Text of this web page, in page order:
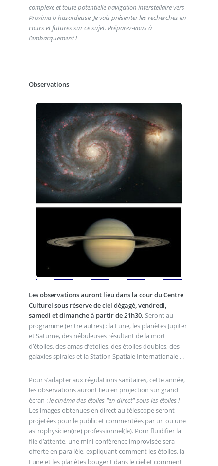
complexe et toute potentielle navigation interstellaire vers
Proxima b hasardeuse. Je vais présenter les recherches en
cours et futures sur ce sujet. Préparez-vous à
l’embarquement !
Observations
Les observations auront lieu dans la cour du Centre
Culturel sous réserve de ciel dégagé, vendredi,
samedi et dimanche à partir de 21h30. Seront au
programme (entre autres) : la Lune, les planètes Jupiter
et Saturne, des nébuleuses résultant de la mort
d’étoiles, des amas d’étoiles, des étoiles doubles, des
galaxies spirales et la Station Spatiale Internationale ...
Pour s’adapter aux régulations sanitaires, cette année,
les observations auront lieu en projection sur grand
écran :le cinéma des étoiles "en direct" sous les étoiles !
Les images obtenues en direct au télescope seront
projetées pour le public et commentées par un ou une
astrophysicien(ne) professionnel(le). Pour fluidifier la
file d’attente, une mini-conférence improvisée sera
offerte en parallèle, expliquant comment les étoiles, la
Lune et les planètes bougent dans le ciel et comment